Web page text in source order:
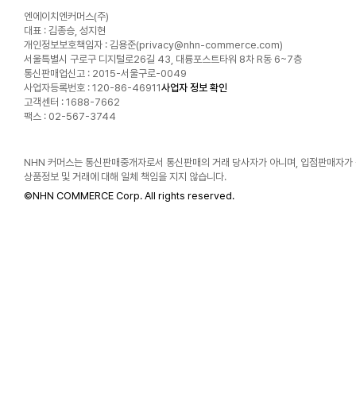
엔에이치엔커머스(주)
대표 : 김종승, 성지현
개인정보보호책임자 : 김용준(privacy@nhn-commerce.com)
서울특별시 구로구 디지털로26길 43, 대륭포스트타워 8차 R동 6~7층
통신판매업신고 : 2015-서울구로-0049
사업자등록번호 : 120-86-46911사업자 정보 확인
고객센터 : 1688-7662
팩스 : 02-567-3744
NHN 커머스는 통신판매중개자로서 통신판매의 거래 당사자가 아니며, 입점판매자가
상품정보 및 거래에 대해 일체 책임을 지지 않습니다.
©NHN COMMERCE Corp. All rights reserved.